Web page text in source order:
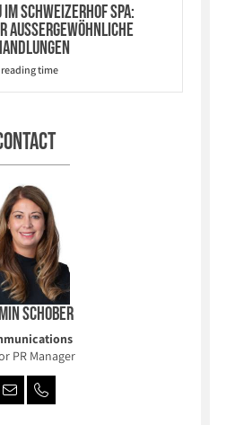
SCHWEIZERHOF SPA:
AUSSERGEWÖHNLICHE
time
Schober
PR Manager